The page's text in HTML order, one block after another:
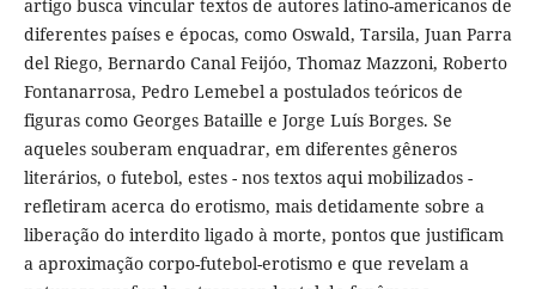
artigo busca vincular textos de autores latino-americanos de
diferentes países e épocas, como Oswald, Tarsila, Juan Parra
del Riego, Bernardo Canal Feijóo, Thomaz Mazzoni, Roberto
Fontanarrosa, Pedro Lemebel a postulados teóricos de
figuras como Georges Bataille e Jorge Luís Borges. Se
aqueles souberam enquadrar, em diferentes gêneros
literários, o futebol, estes - nos textos aqui mobilizados -
refletiram acerca do erotismo, mais detidamente sobre a
liberação do interdito ligado à morte, pontos que justificam
a aproximação corpo-futebol-erotismo e que revelam a